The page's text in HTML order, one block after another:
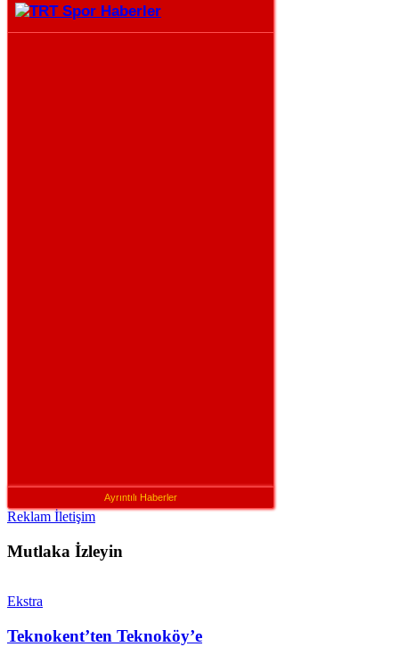
Ayrıntılı Haberler
Reklam İletişim
Mutlaka İzleyin
Ekstra
Teknokent’ten Teknoköy’e